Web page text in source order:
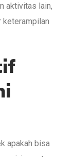
aktivitas lain,
keterampilan
apakah bisa